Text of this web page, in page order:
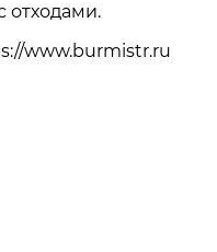
отходами.
www.burmistr.ru